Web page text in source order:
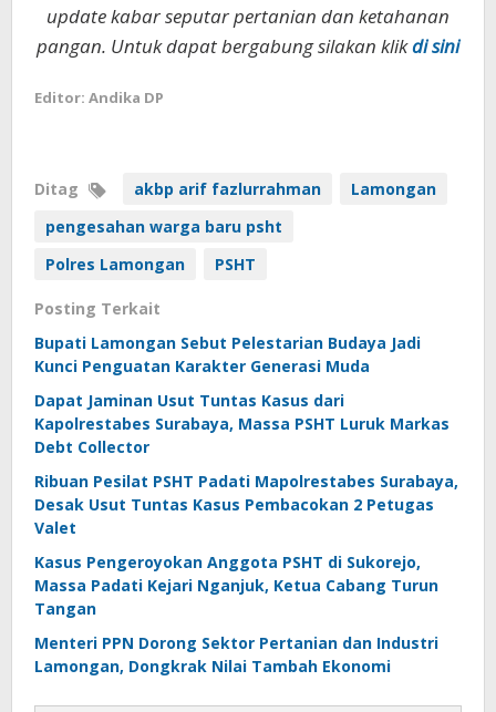
update kabar seputar pertanian dan ketahanan
pangan. Untuk dapat bergabung silakan klikdi sini
Editor: Andika DP
Ditag akbp arif fazlurrahman
Lamongan
pengesahan warga baru psht
Polres Lamongan
PSHT
Posting Terkait
Bupati Lamongan Sebut Pelestarian Budaya Jadi
Kunci Penguatan Karakter Generasi Muda
Dapat Jaminan Usut Tuntas Kasus dari
Kapolrestabes Surabaya, Massa PSHT Luruk Markas
Debt Collector
Ribuan Pesilat PSHT Padati Mapolrestabes Surabaya,
Desak Usut Tuntas Kasus Pembacokan 2 Petugas
Valet
Kasus Pengeroyokan Anggota PSHT di Sukorejo,
Massa Padati Kejari Nganjuk, Ketua Cabang Turun
Tangan
Menteri PPN Dorong Sektor Pertanian dan Industri
Lamongan, Dongkrak Nilai Tambah Ekonomi